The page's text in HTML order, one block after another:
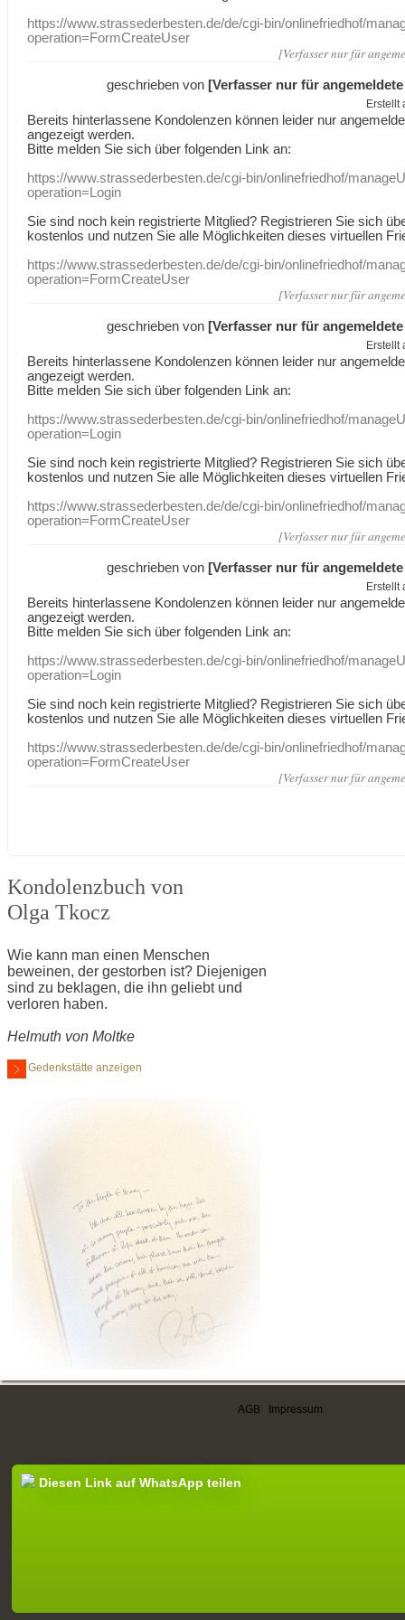
https://www.strassederbesten.de/de/cgi-bin/onlinefriedhof/
operation=FormCreateUser
[Verfasser nur für
geschrieben von [Verfasser nur für
Erstellt
Bereits hinterlassene Kondolenzen können leider nur
angezeigt werden.
Bitte melden Sie sich über folgenden Link an:
https://www.strassederbesten.de/cgi-bin/onlinefriedhof/
operation=Login
Sie sind noch kein registrierte Mitglied? Registrieren Sie sich
kostenlos und nutzen Sie alle Möglichkeiten dieses virtuellen
https://www.strassederbesten.de/de/cgi-bin/onlinefriedhof/
operation=FormCreateUser
[Verfasser nur für
geschrieben von [Verfasser nur für
Erstellt
Bereits hinterlassene Kondolenzen können leider nur
angezeigt werden.
Bitte melden Sie sich über folgenden Link an:
https://www.strassederbesten.de/cgi-bin/onlinefriedhof/
operation=Login
Sie sind noch kein registrierte Mitglied? Registrieren Sie sich
kostenlos und nutzen Sie alle Möglichkeiten dieses virtuellen
https://www.strassederbesten.de/de/cgi-bin/onlinefriedhof/
operation=FormCreateUser
[Verfasser nur für
geschrieben von [Verfasser nur für
Erstellt
Bereits hinterlassene Kondolenzen können leider nur
angezeigt werden.
Bitte melden Sie sich über folgenden Link an:
https://www.strassederbesten.de/cgi-bin/onlinefriedhof/
operation=Login
Sie sind noch kein registrierte Mitglied? Registrieren Sie sich
kostenlos und nutzen Sie alle Möglichkeiten dieses virtuellen
https://www.strassederbesten.de/de/cgi-bin/onlinefriedhof/
operation=FormCreateUser
[Verfasser nur für
Kondolenzbuch von
Olga Tkocz
Wie kann man einen Menschen
beweinen, der gestorben ist? Diejenigen
sind zu beklagen, die ihn geliebt und
verloren haben.
Helmuth von Moltke
Gedenkstätte anzeigen
AGB Impressum
Diesen Link auf WhatsApp teilen